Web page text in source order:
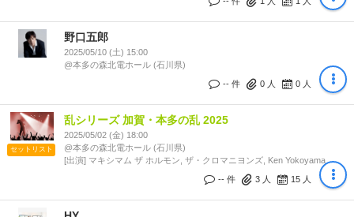
野口五郎
2025/05/10 (土) 15:00
@本多の森北電ホール (石川県)
-- 件
0 人 0 人
セットリスト
乱シリーズ 加賀・本多の乱 2025
2025/05/02 (金) 18:00
@本多の森北電ホール (石川県)
[出演] マキシマム ザ ホルモン, ザ・クロマニヨンズ, Ken Yokoyama
-- 件 3 人 15 人